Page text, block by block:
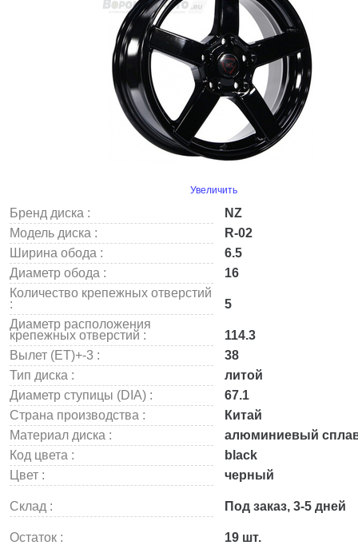
Увеличить
Бренд диска :
NZ
Модель диска :
R-02
Ширина обода :
6.5
Диаметр обода :
16
Количество крепежных отверстий
:
5
Диаметр расположения
крепежных отверстий :
114.3
Вылет (ET)+-3 :
38
Тип диска :
литой
Диаметр ступицы (DIA) :
67.1
Страна производства :
Китай
Материал диска :
алюминиевый
Код цвета :
black
Цвет :
черный
Склад : Под заказ, 3-5 дней
Остаток : 19 шт.